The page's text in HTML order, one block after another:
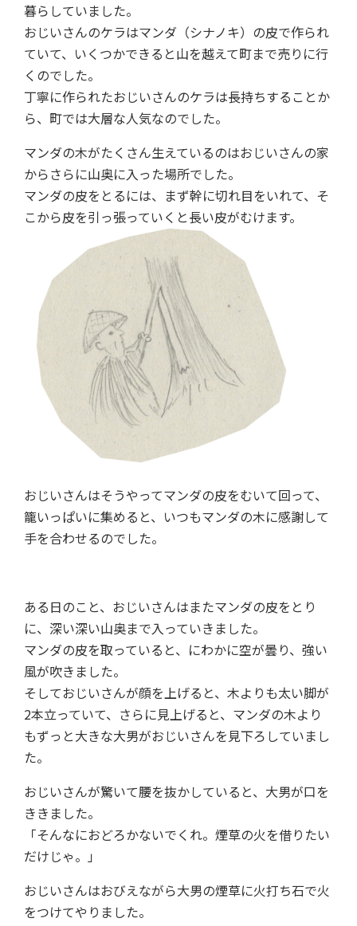
暮らしていました。
おじいさんのケラはマンダ（シナノキ）の皮で作られ
ていて、いくつかできると山を越えて町まで売りに行
くのでした。
丁寧に作られたおじいさんのケラは長持ちすることか
ら、町では大層な人気なのでした。
マンダの木がたくさん生えているのはおじいさんの家
からさらに山奥に入った場所でした。
マンダの皮をとるには、まず幹に切れ目をいれて、そ
こから皮を引っ張っていくと長い皮がむけます。
おじいさんはそうやってマンダの皮をむいて回って、
籠いっぱいに集めると、いつもマンダの木に感謝して
手を合わせるのでした。
ある日のこと、おじいさんはまたマンダの皮をとり
に、深い深い山奥まで入っていきました。
マンダの皮を取っていると、にわかに空が曇り、強い
風が吹きました。
そしておじいさんが顔を上げると、木よりも太い脚が
2本立っていて、さらに見上げると、マンダの木より
もずっと大きな大男がおじいさんを見下ろしていまし
た。
おじいさんが驚いて腰を抜かしていると、大男が口を
ききました。
「そんなにおどろかないでくれ。煙草の火を借りたい
だけじゃ。」
おじいさんはおびえながら大男の煙草に火打ち石で火
をつけてやりました。